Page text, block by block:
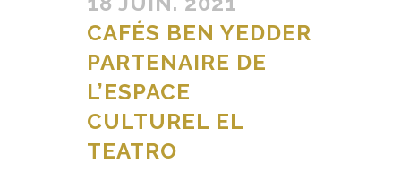
CAFÉS BEN YEDDER
PARTENAIRE DE
L’ESPACE
CULTUREL EL
TEATRO